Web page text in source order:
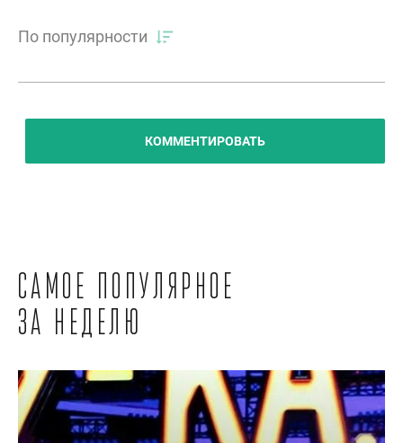
По популярности
КОММЕНТИРОВАТЬ
Самое популярное
за неделю